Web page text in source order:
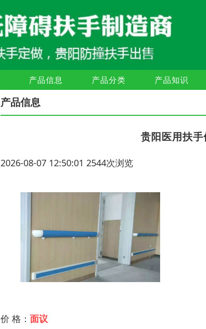
产品信息 产品分类 产品知识
产品信息
贵阳医用扶
2026-08-07 12:50:01 2544次浏览
价 格： 面议